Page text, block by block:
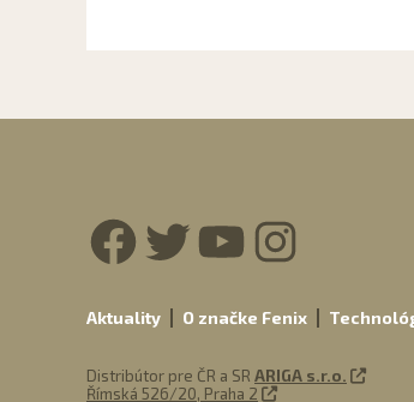
Facebook
Twitter
YouTube
Aktuality O značke Fenix
Distribútor pre ČR a SR ARIGA s.r.o.
Římská 526/20, Praha 2